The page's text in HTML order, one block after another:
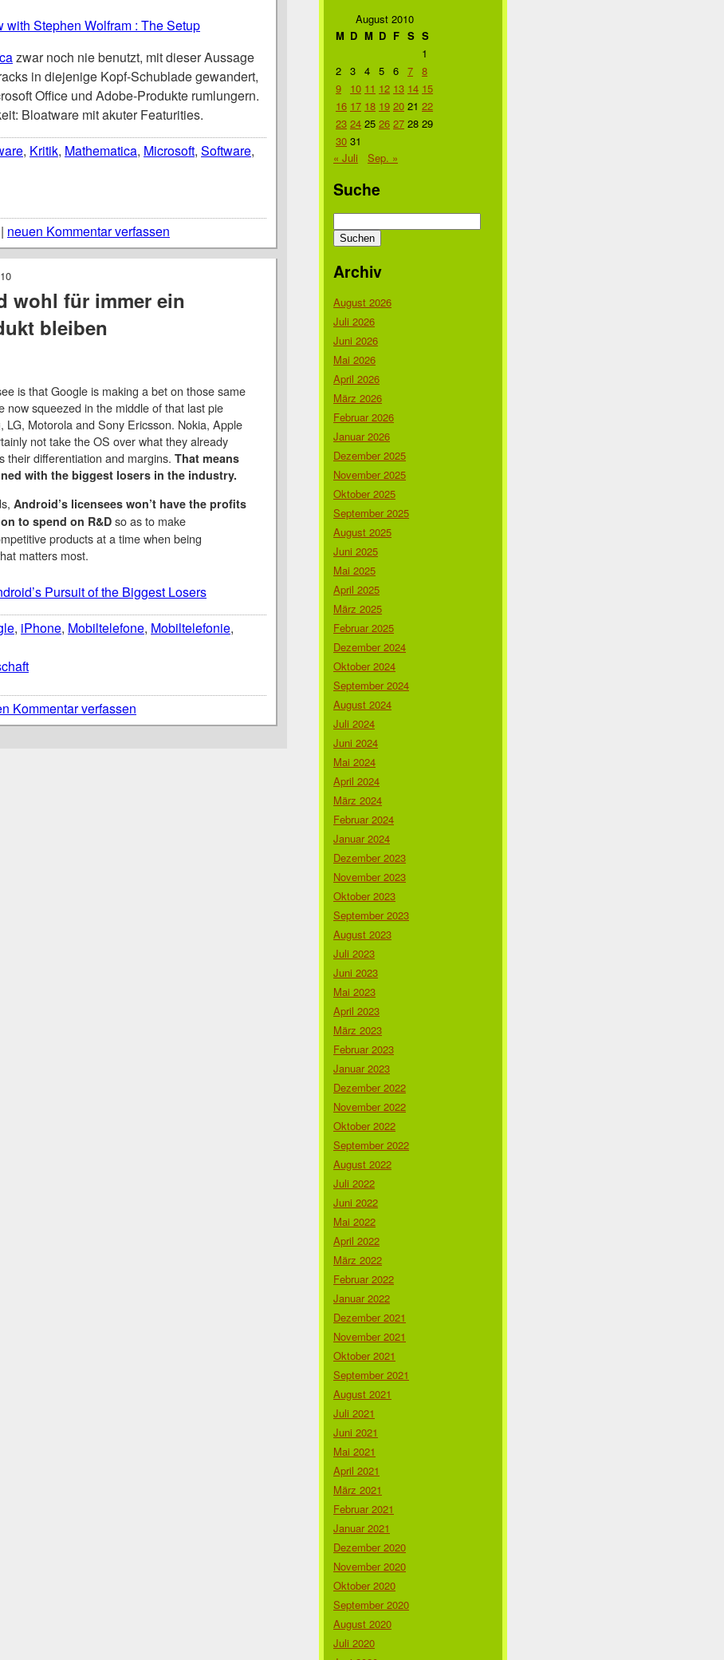
with Stephen Wolfram : The Setup
zwar noch nie benutzt, mit dieser Aussage
in diejenige Kopf-Schublade gewandert,
Office und Adobe-Produkte rumlungern.
Bloatware mit akuter Featurities.
, Kritik, Mathematica, Microsoft, Software,
| neuen Kommentar verfassen
wohl für immer ein
bleiben
is that Google is making a bet on those same
now squeezed in the middle of that last pie
LG, Motorola and Sony Ericsson. Nokia, Apple
not take the OS over what they already
their differentiation and margins. That means
with the biggest losers in the industry.
Android’s licensees won’t have the profits
to spend on R&D so as to make
products at a time when being
matters most.
Pursuit of the Biggest Losers
, iPhone, Mobiltelefone, Mobiltelefonie,
Kommentar verfassen
August 2010
M D M D F S S
1
2 3 4 5 6 7 8
9
10 11 12 13 14 15
16 17 18 19 20 21 22
23 24 25 26 27 28 29
30 31
« Juli
Sep. »
Suche
nach:
Archiv
August 2026
Juli 2026
Juni 2026
Mai 2026
April 2026
März 2026
Februar 2026
Januar 2026
Dezember 2025
November 2025
Oktober 2025
September 2025
August 2025
Juni 2025
Mai 2025
April 2025
März 2025
Februar 2025
Dezember 2024
Oktober 2024
September 2024
August 2024
Juli 2024
Juni 2024
Mai 2024
April 2024
März 2024
Februar 2024
Januar 2024
Dezember 2023
November 2023
Oktober 2023
September 2023
August 2023
Juli 2023
Juni 2023
Mai 2023
April 2023
März 2023
Februar 2023
Januar 2023
Dezember 2022
November 2022
Oktober 2022
September 2022
August 2022
Juli 2022
Juni 2022
Mai 2022
April 2022
März 2022
Februar 2022
Januar 2022
Dezember 2021
November 2021
Oktober 2021
September 2021
August 2021
Juli 2021
Juni 2021
Mai 2021
April 2021
März 2021
Februar 2021
Januar 2021
Dezember 2020
November 2020
Oktober 2020
September 2020
August 2020
Juli 2020